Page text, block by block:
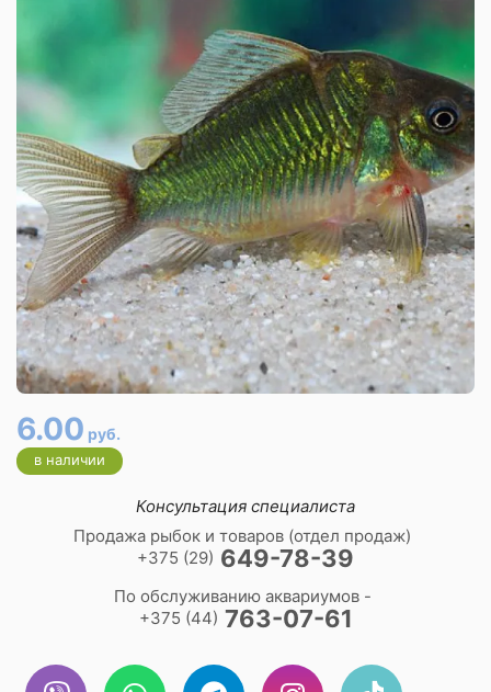
6.00 руб.
в наличии
Консультация специалиста
Продажа рыбок и товаров (отдел продаж)
+375 (29) 649-78-39
По обслуживанию аквариумов -
+375 (44) 763-07-61